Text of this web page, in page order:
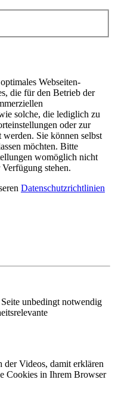
Webseiten-
die für den Betrieb der
solche, die lediglich zu
oder zur
Sie können selbst
möchten. Bitte
womöglich nicht
stehen.
Datenschutzrichtlinien
unbedingt notwendig
der Videos, damit erklären
Cookies in Ihrem Browser